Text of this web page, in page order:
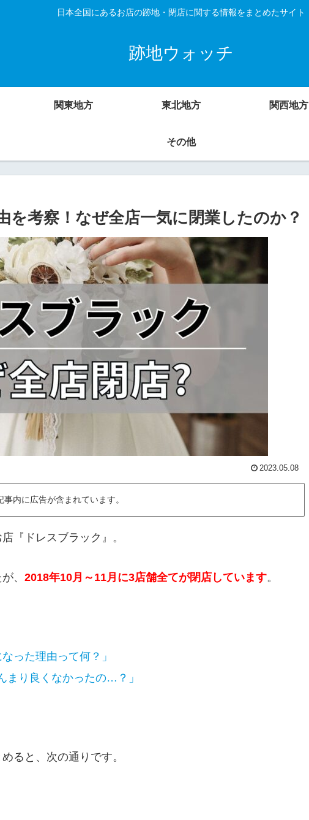
日本全国にあるお店の跡地・閉店に関する情報をまとめたサイト
跡地ウォッチ
関東地方 東北地方 関西地方
その他
を考察！なぜ全店一気に閉業したのか？
2023.05.08
事内に広告が含まれています。
『ドレスブラック』。
、 2018年10月～11月に3店舗全てが閉店しています。
った理由って何？」
まり良くなかったの…？」
ると、次の通りです。